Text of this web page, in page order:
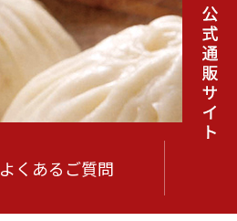
よくあるご質問